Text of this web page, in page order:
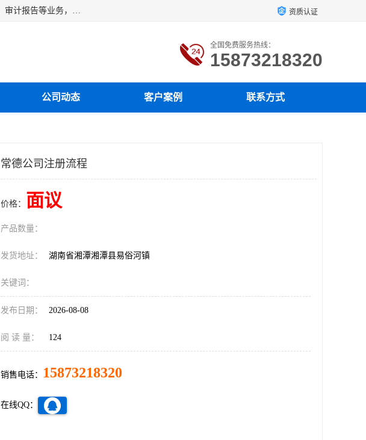
湘潭纳川会计服务有限公司主营从事：湘潭公司账务清理、湘潭公司注销、代理记账、公司变更、公司注册、审计报告等业务，公司设立有专门的代理注册部门，现有工商代办专员，部门经理从事工商代办多年，对各地区公司注册、公司变更、进出口业务等流程以及各行业公司注册、变更所需注意的细节都非常熟悉。 资质认证
全国免费服务热线：
15873218320
公司动态 客户案例 联系方式
常德公司注册流程
价格： 面议
产品数量：
发货地址： 湖南省湘潭湘潭县易俗河镇
关键词：
发布日期： 2026-08-08
阅 读 量： 124
销售电话： 15873218320
在线QQ：